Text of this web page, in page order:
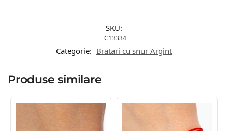
SKU:
C13334
Categorie: Bratari cu snur Argint
Produse similare